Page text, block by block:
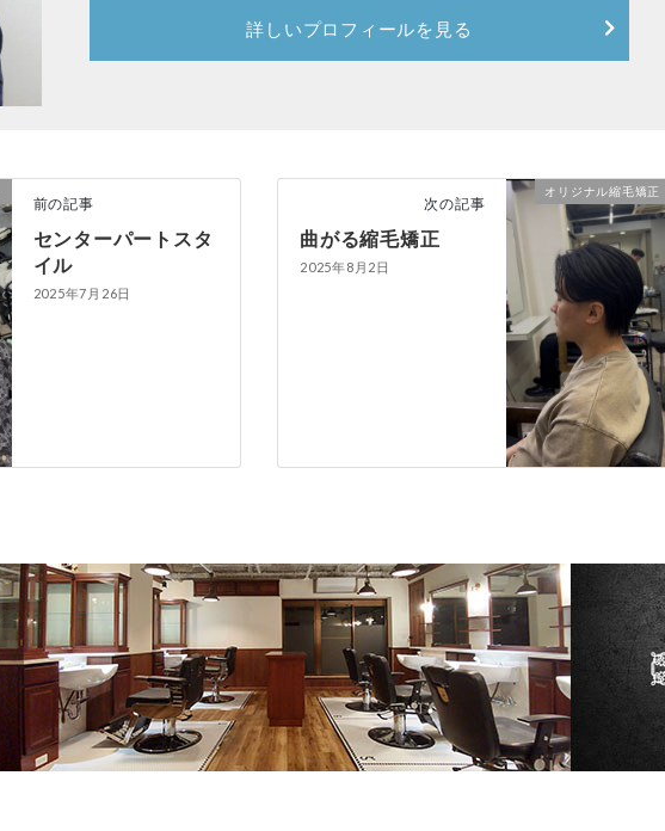
詳しいプロフィールを見る
前の記事
センターパートスタ
イル
2025年7月26日
オリジナル縮毛矯正
次の記事
曲がる縮毛矯正
2025年8月2日